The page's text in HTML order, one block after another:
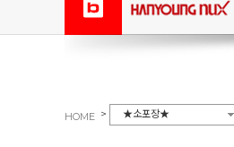
HOME > ★소포장★